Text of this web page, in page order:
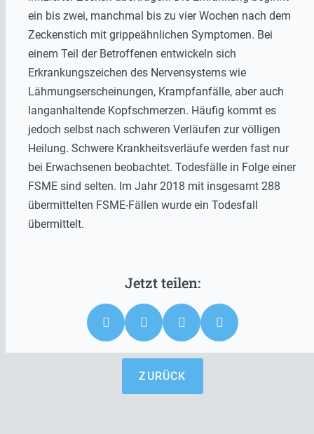
ein bis zwei, manchmal bis zu vier Wochen nach dem
Zeckenstich mit grippeähnlichen Symptomen. Bei
einem Teil der Betroffenen entwickeln sich
Erkrankungszeichen des Nervensystems wie
Lähmungserscheinungen, Krampfanfälle, aber auch
langanhaltende Kopfschmerzen. Häufig kommt es
jedoch selbst nach schweren Verläufen zur völligen
Heilung. Schwere Krankheitsverläufe werden fast nur
bei Erwachsenen beobachtet. Todesfälle in Folge einer
FSME sind selten. Im Jahr 2018 mit insgesamt 288
übermittelten FSME-Fällen wurde ein Todesfall
übermittelt.
ZURÜCK